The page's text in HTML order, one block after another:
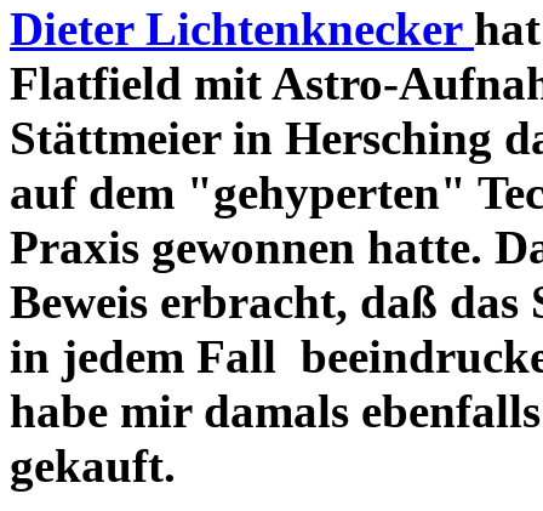
Dieter Lichtenknecker
Flatfield mit Astro-
Stättmeier in Hersching
auf dem "gehyperten"
Praxis gewonnen hatte.
Beweis erbracht, daß das
in jedem Fall
habe mir damals
gekauft.